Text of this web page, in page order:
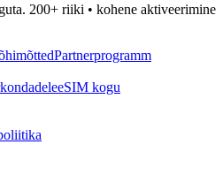
200+ riiki • kohene aktiveerimine
Partnerprogramm
eSIM kogu